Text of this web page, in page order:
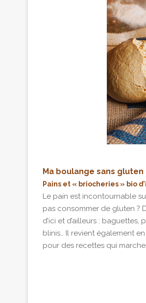
Ma boulange sans gluten
Pains et « briocheries » bio
Le pain est incontournable
pas consommer de gluten ?
d’ici et d’ailleurs :
blinis… Il revient également
pour des recettes qui